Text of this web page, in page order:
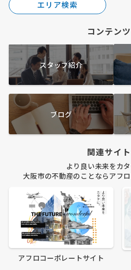
エリア検索
コンテンツ
スタッフ紹介
ブログ
関連サイト
より良い未来をカタ
大阪市の不動産のことならアフロ
アフロコーポレートサイト